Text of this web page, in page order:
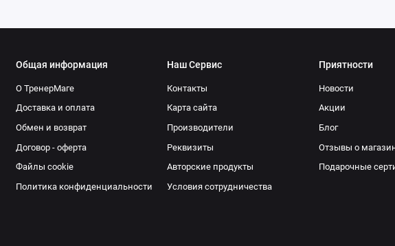
Общая информация
О ТренерМаге
Доставка и оплата
Обмен и возврат
Договор - оферта
Файлы cookie
Политика конфиденциальности
Наш Сервис
Контакты
Карта сайта
Производители
Реквизиты
Авторские продукты
Условия сотрудничества
Приятности
Новости
Акции
Блог
Отзывы о
Подарочные